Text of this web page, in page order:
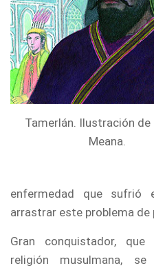
Tamerlán. Ilustración de
Meana.
enfermedad que sufrió
arrastrar este problema de
Gran conquistador,
religión musulmana,